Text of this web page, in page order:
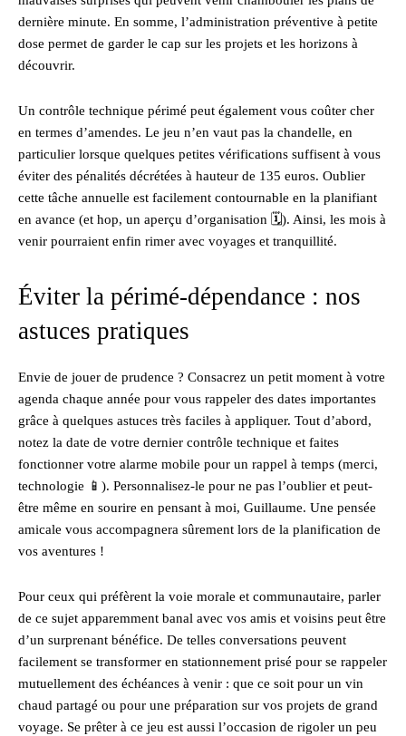
dernière minute. En somme, l’administration préventive à petite
dose permet de garder le cap sur les projets et les horizons à
découvrir.
Un contrôle technique périmé peut également vous coûter cher
en termes d’amendes. Le jeu n’en vaut pas la chandelle, en
particulier lorsque quelques petites vérifications suffisent à vous
éviter des pénalités décrétées à hauteur de 135 euros. Oublier
cette tâche annuelle est facilement contournable en la planifiant
en avance (et hop, un aperçu d’organisation 🗓). Ainsi, les mois à
venir pourraient enfin rimer avec voyages et tranquillité.
Éviter la périmé-dépendance : nos
astuces pratiques
Envie de jouer de prudence ? Consacrez un petit moment à votre
agenda chaque année pour vous rappeler des dates importantes
grâce à quelques astuces très faciles à appliquer. Tout d’abord,
notez la date de votre dernier contrôle technique et faites
fonctionner votre alarme mobile pour un rappel à temps (merci,
technologie 📱). Personnalisez-le pour ne pas l’oublier et peut-
être même en sourire en pensant à moi, Guillaume. Une pensée
amicale vous accompagnera sûrement lors de la planification de
vos aventures !
Pour ceux qui préfèrent la voie morale et communautaire, parler
de ce sujet apparemment banal avec vos amis et voisins peut être
d’un surprenant bénéfice. De telles conversations peuvent
facilement se transformer en stationnement prisé pour se rappeler
mutuellement des échéances à venir : que ce soit pour un vin
chaud partagé ou pour une préparation sur vos projets de grand
voyage. Se prêter à ce jeu est aussi l’occasion de rigoler un peu